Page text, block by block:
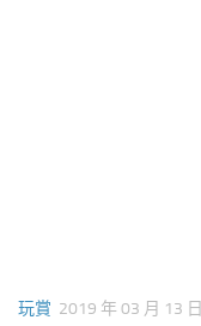
玩賞 2019 年 03 月 13 日